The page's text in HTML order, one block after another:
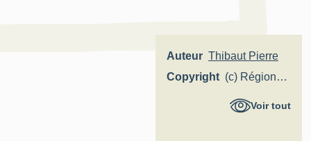
Auteur Thibaut Pierre
Copyright (c) Région
Hauts-de-
Voir tout